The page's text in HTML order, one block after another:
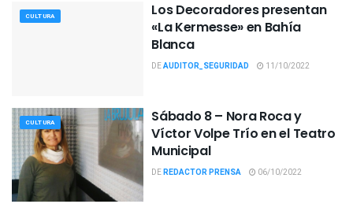
CULTURA
Los Decoradores presentan
«La Kermesse» en Bahía
Blanca
DEAUDITOR_SEGURIDAD 11/10/2022
CULTURA
Sábado 8 – Nora Roca y
Víctor Volpe Trío en el Teatro
Municipal
DEREDACTOR PRENSA 06/10/2022